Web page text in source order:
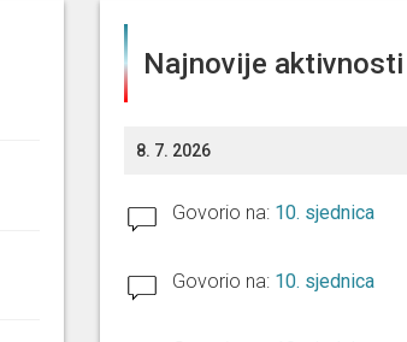
Najnovije aktivnosti
8. 7. 2026
Govorio na: 10. sjednica
Govorio na: 10. sjednica